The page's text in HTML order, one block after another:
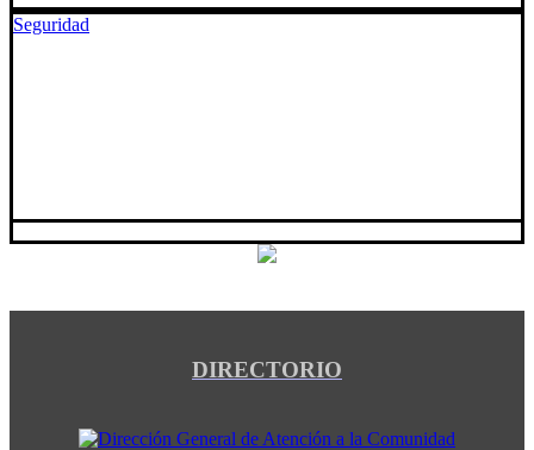
Seguridad
DIRECTORIO